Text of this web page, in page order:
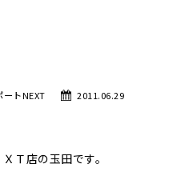
2011.06.29
ートNEXT
Ｔ店の玉田です。